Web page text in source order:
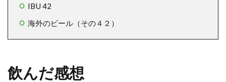
IBU 42
海外のビール（その４２）
飲んだ感想